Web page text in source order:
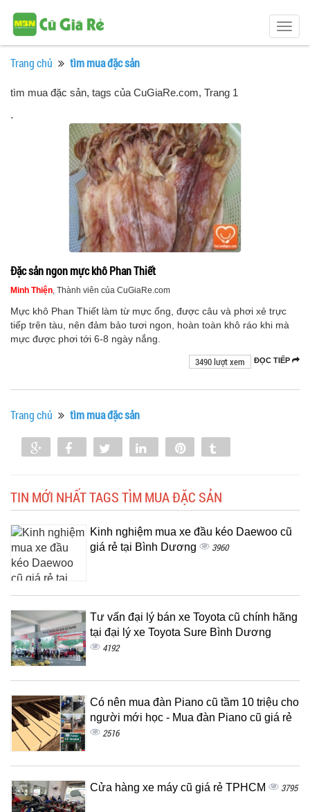
Trang chủ tìm mua đặc sản
tìm mua đặc sản, tags của CuGiaRe.com, Trang 1
.
Đặc sản ngon mực khô Phan Thiết
Minh Thiện, Thành viên của CuGiaRe.com
Mực khô Phan Thiết làm từ mực ống, được câu và phơi xẻ trực
tiếp trên tàu, nên đảm bảo tươi ngon, hoàn toàn khô ráo khi mà
mực được phơi tới 6-8 ngày nắng.
ĐỌC TIẾP
3490 lượt xem
Trang chủ tìm mua đặc sản
Share Share Tweet Share
TIN MỚI NHẤT TAGS TÌM MUA ĐẶC SẢN
Kinh nghiệm mua xe đầu kéo Daewoo cũ
giá rẻ tại Bình Dương
3960
Tư vấn đại lý bán xe Toyota cũ chính hãng
tại đại lý xe Toyota Sure Bình Dương
4192
Có nên mua đàn Piano cũ tầm 10 triệu cho
người mới học - Mua đàn Piano cũ giá rẻ
2516
Cửa hàng xe máy cũ giá rẻ TPHCM 3795